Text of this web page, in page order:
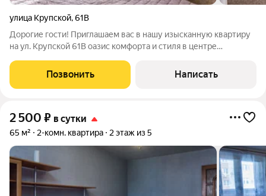
улица Крупской,61В
Дорогие гости! Приглашаем вас в нашу изысканную квартиру
на ул. Крупской 61В оазис комфорта и стиля в центре
вашего удобства и эстетического удовольствия. Позвольте
себе окунуться в атмосферу
Позвонить Написать
2 500 ₽ в сутки
65 м² 2-комн. квартира 2 этаж из 5